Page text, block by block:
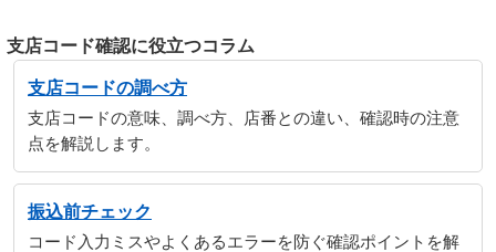
支店コード確認に役立つコラム
支店コードの調べ方
支店コードの意味、調べ方、店番との違い、確認時の注意
点を解説します。
振込前チェック
コード入力ミスやよくあるエラーを防ぐ確認ポイントを解